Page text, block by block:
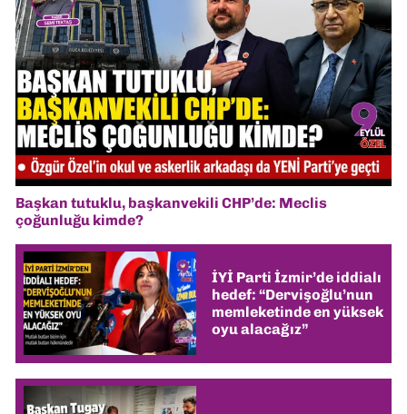
Başkan tutuklu, başkanvekili CHP’de: Meclis
çoğunluğu kimde?
İYİ Parti İzmir’de iddialı
hedef: “Dervişoğlu’nun
memleketinde en yüksek
oyu alacağız”